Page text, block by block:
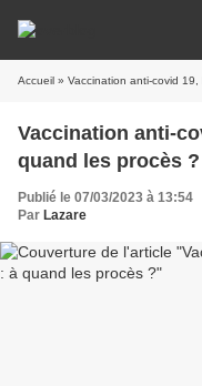
Accueil » Vaccination anti-covid
Vaccination anti-
quand les procès ?
Publié le 07/03/2023 à 13:54
Par Lazare